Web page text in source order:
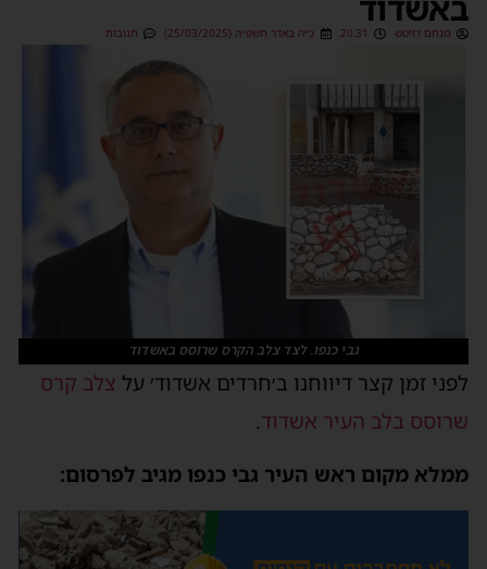
מנחם דויטש 20:31 כ״ה באדר תשפ״ה (25/03/2025) תגובות
גבי כנפו. לצד צלב הקרס שרוסס באשדוד
לפני זמן קצר דיווחנו ב׳חרדים אשדוד׳ על צלב קרס
שרוסס בלב העיר אשדוד.
ממלא מקום ראש העיר גבי כנפו מגיב לפרסום: